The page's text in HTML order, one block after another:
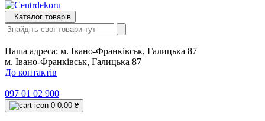
Каталог товарів
Наша адреса: м. Івано-Франківськ, Галицька 87
м. Івано-Франківськ, Галицька 87
До контактів
097 01 02 900
0 0.00 ₴